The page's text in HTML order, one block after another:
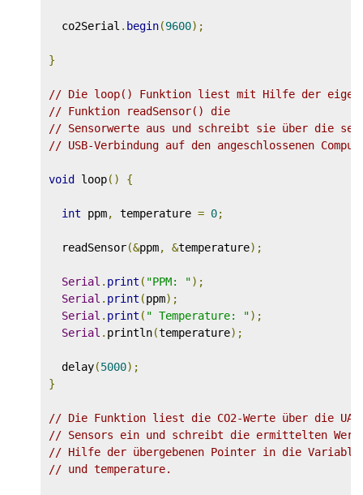
co2Serial . begin(9600);
}
// Die loop() Funktion liest mit Hilfe der
// Funktion readSensor() die
// Sensorwerte aus und schreibt sie über die
// USB-Verbindung auf den angeschlossenen
void loop() {
int ppm, temperature = 0;
readSensor(&ppm, &temperature);
Serial . print ( "PPM: ");
Serial . print (ppm);
Serial . print ( " Temperature: ");
Serial . println(temperature);
delay(5000);
}
// Die Funktion liest die CO2-Werte über die
// Sensors ein und schreibt die ermittelten
// Hilfe der übergebenen Pointer in die Variablen
// und temperature.